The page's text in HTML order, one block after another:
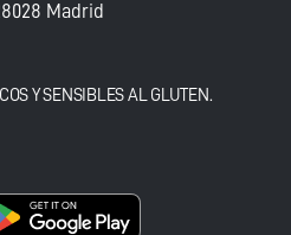
Madrid
Y SENSIBLES AL GLUTEN.